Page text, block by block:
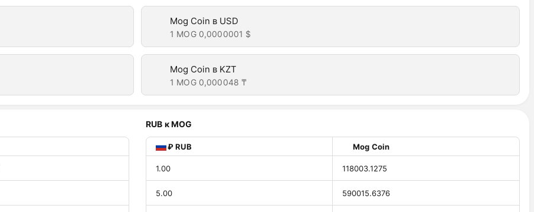
Mog Coin в USD
1 MOG 0,0000001 $
Mog Coin в KZT
1 MOG 0,000048 ₸
RUB к MOG
₽ RUB Mog Coin
1.00 118003.1275
5.00 590015.6376